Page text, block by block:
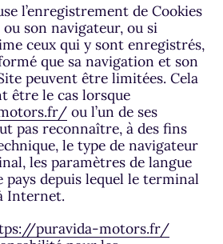
l’enregistrement de Cookies
son navigateur, ou si
ceux qui y sont enregistrés,
que sa navigation et son
peuvent être limitées. Cela
être le cas lorsque
ou l’un de ses
pas reconnaître, à des fins
le type de navigateur
les paramètres de langue
pays depuis lequel le terminal
Internet.
puravida-motors.fr/